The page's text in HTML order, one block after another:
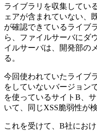
ライブラリを収集してい
ェアが含まれていない、
が確認できているライブ
ら、ファイルサーバにダ
イルサーバは、開発部の
る。
今回使われていたライブ
をしていないバージョン
を使っているサイトB、
いて、同じXSS脆弱性が
これを受けて、B社にお